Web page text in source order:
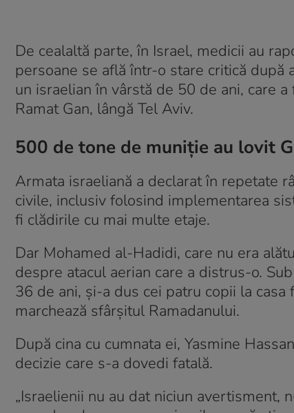
De cealaltă parte, în Israel, medicii au
persoane se află într-o stare critică după
un israelian în vârstă de 50 de ani, care
Ramat Gan, lângă Tel Aviv.
500 de tone de muniție au lovit
Armata israeliană a declarat în repetate
civile, inclusiv folosind implementarea
fi clădirile cu mai multe etaje.
Dar Mohamed al-Hadidi, care nu era
despre atacul aerian care a distrus-o.
36 de ani, și-a dus cei patru copii la
marchează sfârșitul Ramadanului.
După cina cu cumnata ei, Yasmine
decizie care s-a dovedi fatală.
„Israelienii nu au dat niciun avertisment,